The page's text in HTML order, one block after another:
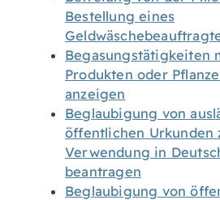
Bestellung eines
Begasungstätigkeiten
Produkten oder
anzeigen
Beglaubigung von
öffentlichen Urkunden
Verwendung in
beantragen
Beglaubigung von